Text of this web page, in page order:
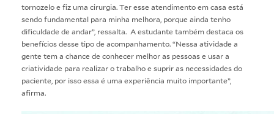
tornozelo e fiz uma cirurgia. Ter esse atendimento em casa está
sendo fundamental para minha melhora, porque ainda tenho
dificuldade de andar”, ressalta. A estudante também destaca os
benefícios desse tipo de acompanhamento. “Nessa atividade a
gente tem a chance de conhecer melhor as pessoas e usar a
criatividade para realizar o trabalho e suprir as necessidades do
paciente, por isso essa é uma experiência muito importante”,
afirma.